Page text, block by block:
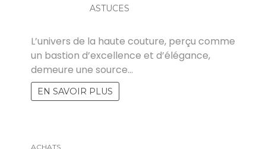
ASTUCES
L’univers de la haute couture, perçu comme
un bastion d’excellence et d’élégance,
demeure une source…
EN SAVOIR PLUS
ACHATS